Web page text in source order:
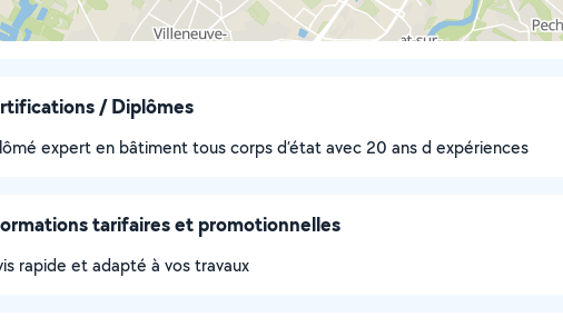
/ Diplômes
expert en bâtiment tous corps d’état avec 20 ans d expériences
tarifaires et promotionnelles
rapide et adapté à vos travaux